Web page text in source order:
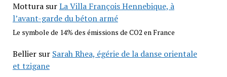
MotturasurLa Villa François Hennebique, à
l’avant-garde du béton armé
Le symbole de 14% des émissions de CO2 en France
Belliersur Sarah Rhea, égérie de la danse orientale
et tzigane